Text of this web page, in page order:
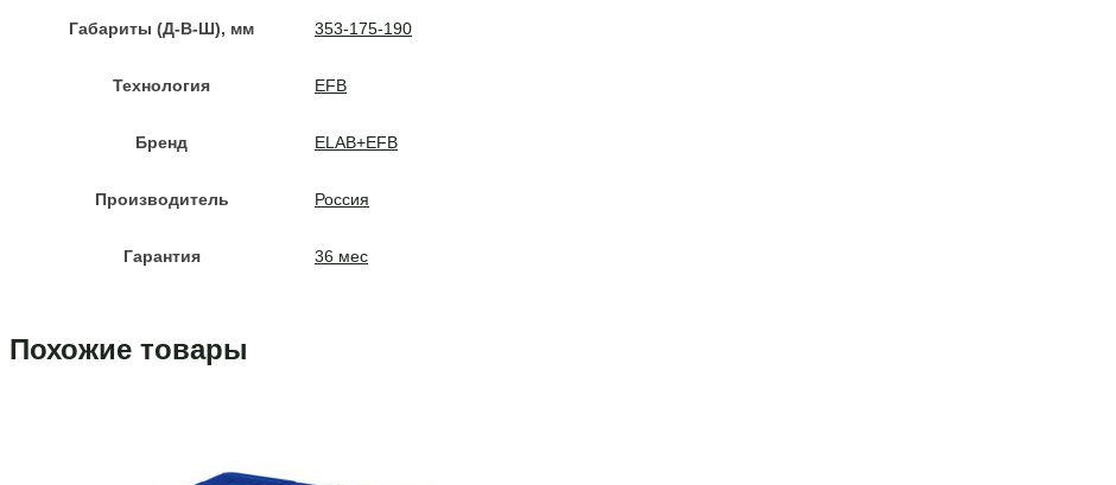
Габариты (Д-В-Ш), мм 353-175-190
Технология EFB
Бренд ELAB+EFB
Производитель Россия
Гарантия 36 мес
Похожие товары